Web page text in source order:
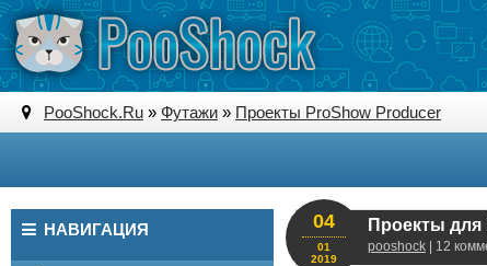
PooShock.Ru » Футажи » Проекты ProShow Producer
Проекты для
pooshock | 12
04
01
2019
НАВИГАЦИЯ